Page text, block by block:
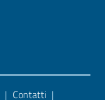
| Contatti |